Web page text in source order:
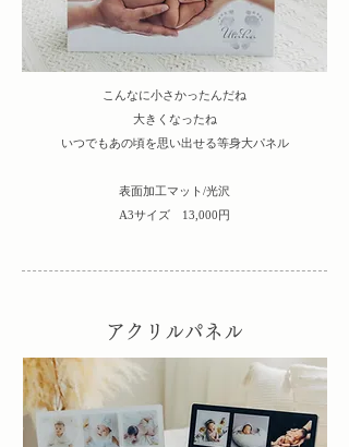
こんなに小さかったんだね
大きくなったね
​いつでもあの頃を思い出せる等身大パネル
​表面加工マット/光沢​
A3サイズ 13,000円
アクリルパネル